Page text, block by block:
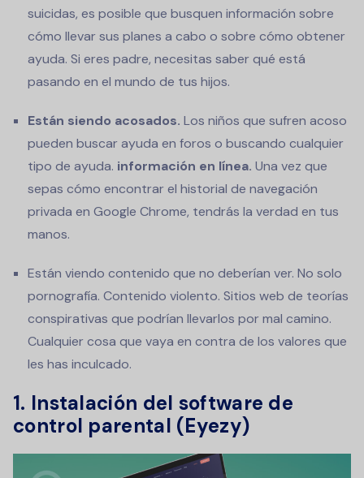
suicidas, es posible que busquen información sobre
cómo llevar sus planes a cabo o sobre cómo obtener
ayuda. Si eres padre, necesitas saber qué está
pasando en el mundo de tus hijos.
Están siendo acosados. Los niños que sufren acoso
pueden buscar ayuda en foros o buscando cualquier
tipo de ayuda. información en línea. Una vez que
sepas cómo encontrar el historial de navegación
privada en Google Chrome, tendrás la verdad en tus
manos.
Están viendo contenido que no deberían ver. No solo
pornografía. Contenido violento. Sitios web de teorías
conspirativas que podrían llevarlos por mal camino.
Cualquier cosa que vaya en contra de los valores que
les has inculcado.
1. Instalación del software de
control parental (Eyezy)